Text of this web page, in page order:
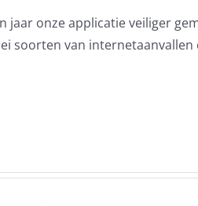
onze applicatie veiliger
soorten van internetaanvallen